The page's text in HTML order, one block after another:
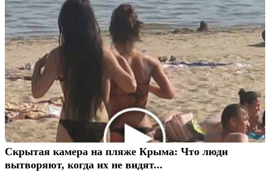
Скрытая камера на пляже Крыма: Что люди
вытворяют, когда их не видят...